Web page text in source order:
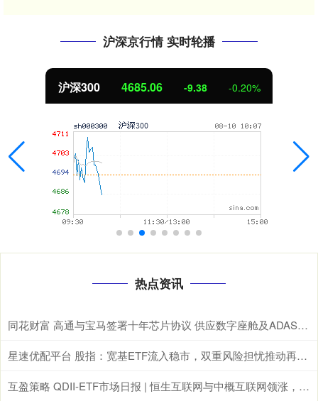
沪深京行情 实时轮播
沪深300 4685.06 -9.38 -0.20%
热点资讯
同花财富 高通与宝马签署十年芯片协议 供应数字座舱及ADAS计算芯片
星速优配平台 股指：宽基ETF流入稳市，双重风险担忧推动再平衡
互盈策略 QDII-ETF市场日报 | 恒生互联网与中概互联网领涨，德国与日经ETF重挫